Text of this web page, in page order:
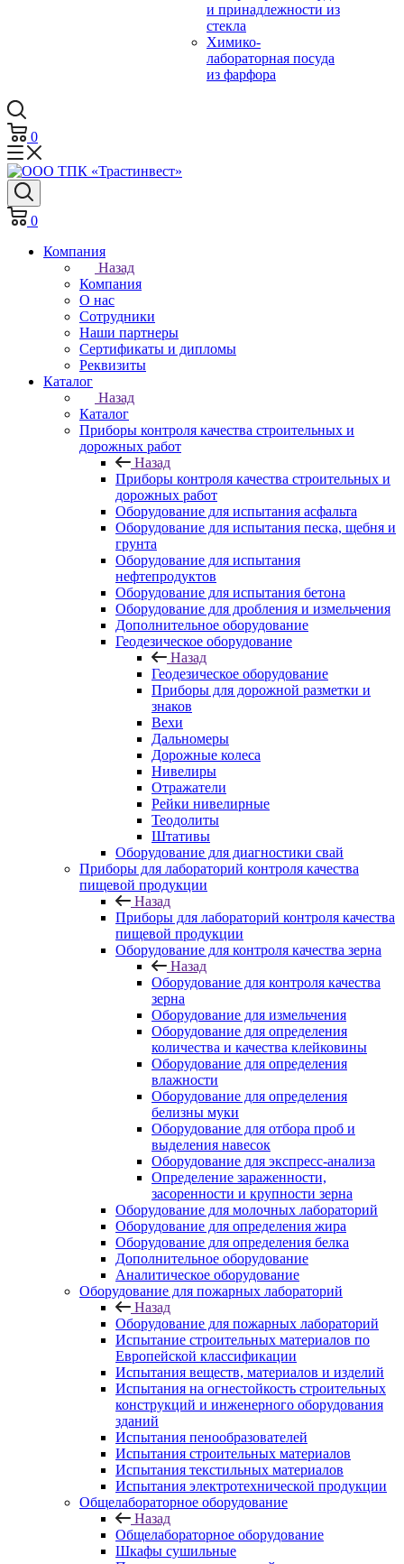
и принадлежности из
стекла
Химико-
лабораторная посуда
из фарфора
0
0
Компания
Назад
Компания
О нас
Сотрудники
Наши партнеры
Сертификаты и дипломы
Реквизиты
Каталог
Назад
Каталог
Приборы контроля качества строительных и
дорожных работ
Назад
Приборы контроля качества строительных и
дорожных работ
Оборудование для испытания асфальта
Оборудование для испытания песка, щебня и
грунта
Оборудование для испытания
нефтепродуктов
Оборудование для испытания бетона
Оборудование для дробления и измельчения
Дополнительное оборудование
Геодезическое оборудование
Назад
Геодезическое оборудование
Приборы для дорожной разметки и
знаков
Вехи
Дальномеры
Дорожные колеса
Нивелиры
Отражатели
Рейки нивелирные
Теодолиты
Штативы
Оборудование для диагностики свай
Приборы для лабораторий контроля качества
пищевой продукции
Назад
Приборы для лабораторий контроля качества
пищевой продукции
Оборудование для контроля качества зерна
Назад
Оборудование для контроля качества
зерна
Оборудование для измельчения
Оборудование для определения
количества и качества клейковины
Оборудование для определения
влажности
Оборудование для определения
белизны муки
Оборудование для отбора проб и
выделения навесок
Оборудование для экспресс-анализа
Определение зараженности,
засоренности и крупности зерна
Оборудование для молочных лабораторий
Оборудование для определения жира
Оборудование для определения белка
Дополнительное оборудование
Аналитическое оборудование
Оборудование для пожарных лабораторий
Назад
Оборудование для пожарных лабораторий
Испытание строительных материалов по
Европейской классификации
Испытания веществ, материалов и изделий
Испытания на огнестойкость строительных
конструкций и инженерного оборудования
зданий
Испытания пенообразователей
Испытания строительных материалов
Испытания текстильных материалов
Испытания электротехнической продукции
Общелабораторное оборудование
Назад
Общелабораторное оборудование
Шкафы сушильные